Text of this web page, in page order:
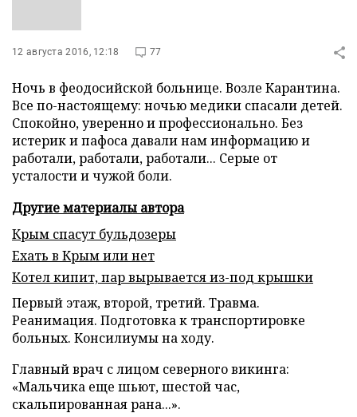
12 августа 2016, 12:18 77
Ночь в феодосийской больнице. Возле Карантина.
Все по-настоящему: ночью медики спасали детей.
Спокойно, уверенно и профессионально. Без
истерик и пафоса давали нам информацию и
работали, работали, работали... Серые от
усталости и чужой боли.
Другие материалы автора
Крым спасут бульдозеры
Ехать в Крым или нет
Котел кипит, пар вырывается из-под крышки
Первый этаж, второй, третий. Травма.
Реанимация. Подготовка к транспортировке
больных. Консилиумы на ходу.
Главный врач с лицом северного викинга:
«Мальчика еще шьют, шестой час,
скальпированная рана...».